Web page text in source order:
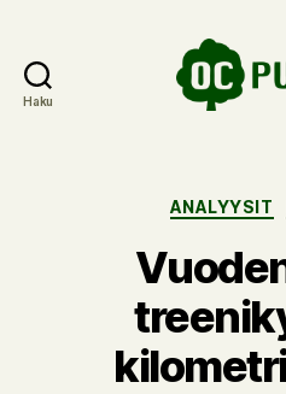
Haku
ANALYYSIT